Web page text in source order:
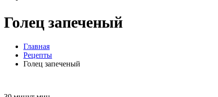
Голец запеченый
Главная
Рецепты
Голец запеченый